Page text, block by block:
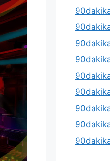
90dakika